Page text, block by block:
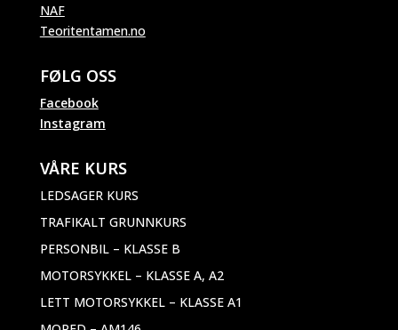
NAF
Teoritentamen.no
FØLG OSS
Facebook
Instagram
VÅRE KURS
LEDSAGER KURS
TRAFIKALT GRUNNKURS
PERSONBIL – KLASSE B
MOTORSYKKEL – KLASSE A, A2
LETT MOTORSYKKEL – KLASSE A1